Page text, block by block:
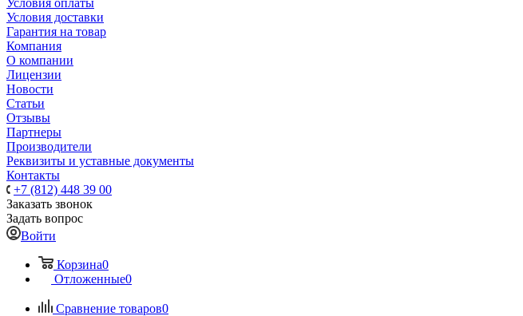
Условия оплаты
Условия доставки
Гарантия на товар
Компания
О компании
Лицензии
Новости
Статьи
Отзывы
Партнеры
Производители
Реквизиты и уставные документы
Контакты
+7 (812) 448 39 00
Заказать звонок
Задать вопрос
Войти
Корзина0
Отложенные0
Сравнение товаров0